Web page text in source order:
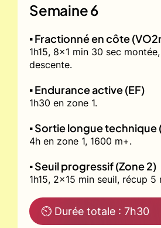
Semaine 6
▪️ Fractionné en côte
1h15, 8x1 min 30 sec
descente.
▪️ Endurance active (EF)
1h30 en zone 1.
▪️ Sortie longue technique
4h en zone 1, 1600 m+.
▪️ Seuil progressif (Zone 2)
1h15, 2x15 min seuil, récup 5
⏲ Durée totale : 7h30